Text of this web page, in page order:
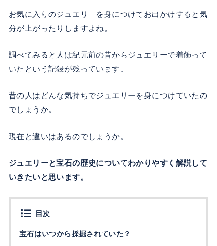
お気に入りのジュエリーを身につけてお出かけすると気
分が上がったりしますよね。
調べてみると人は紀元前の昔からジュエリーで着飾って
いたという記録が残っています。
昔の人はどんな気持ちでジュエリーを身につけていたの
でしょうか。
現在と違いはあるのでしょうか。
ジュエリーと宝石の歴史についてわかりやすく解説して
いきたいと思います。
目次
宝石はいつから採掘されていた？